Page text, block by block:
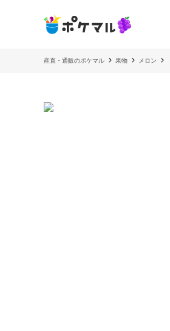
産直・通販のポケマル 果物 メロン